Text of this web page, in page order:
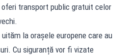
transport public gratuit celor
la orașele europene care au
Cu siguranță vor fi vizate